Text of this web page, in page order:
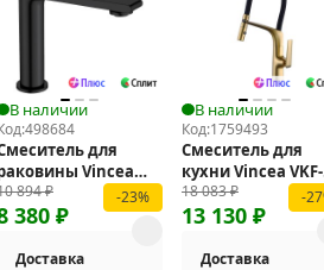
В наличии
498684
для
Vincea
VBF-1V1MB
894₽
380 ₽
-23%
Доставка
В наличии
Код:1759493
Смеситель для
кухни Vincea VKF-
115BG
18 083₽
13 130 ₽
-
Доставка